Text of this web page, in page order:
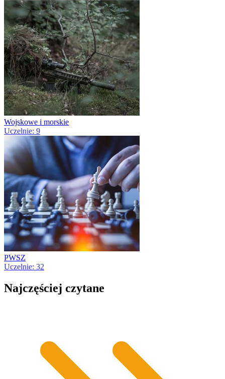
Wojskowe i morskie
Uczelnie: 9
PWSZ
Uczelnie: 32
Najczęściej czytane